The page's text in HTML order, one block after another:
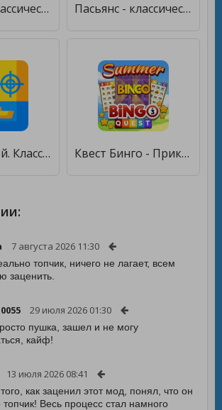
Косынка: Классический пасьянс [Много денег] Пасьянс - классический пасьянс [Мод меню]
Морской бой. Классический. [Много денег] Квест Бинго - Приключение в Летнем Саду [Бесплатные покупки]
7 августа 2026 11:30
топчик, ничего не лагает, всем
заценить.
29 июля 2026 01:30
пушка, зашел и не могу
кайф!
13 июля 2026 08:41
как заценил этот мод, понял, что он
топчик! Весь процесс стал намного